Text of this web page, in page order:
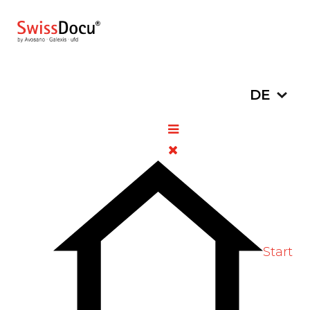
DE
Start
COVID-19: Zweiter Covid-19-
Impfstoff für die Schweiz
Pharmazie
Bitte bewerten